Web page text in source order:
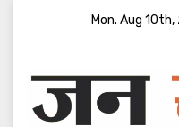
Mon. Aug